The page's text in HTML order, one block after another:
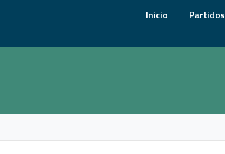
Inicio Partidos